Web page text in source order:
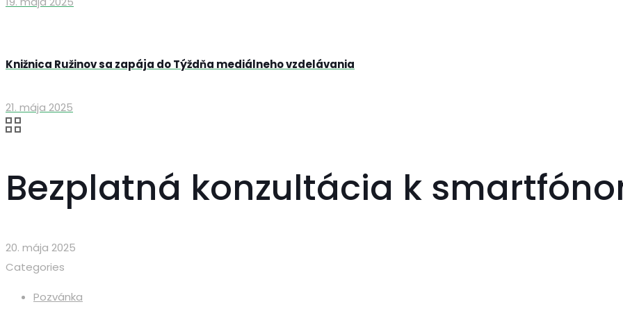
Knižnica Ružinov sa zapája do Týždňa mediálneho vzdelávania
21. mája 2025
Bezplatná konzultácia k
20. mája 2025
Categories
Pozvánka